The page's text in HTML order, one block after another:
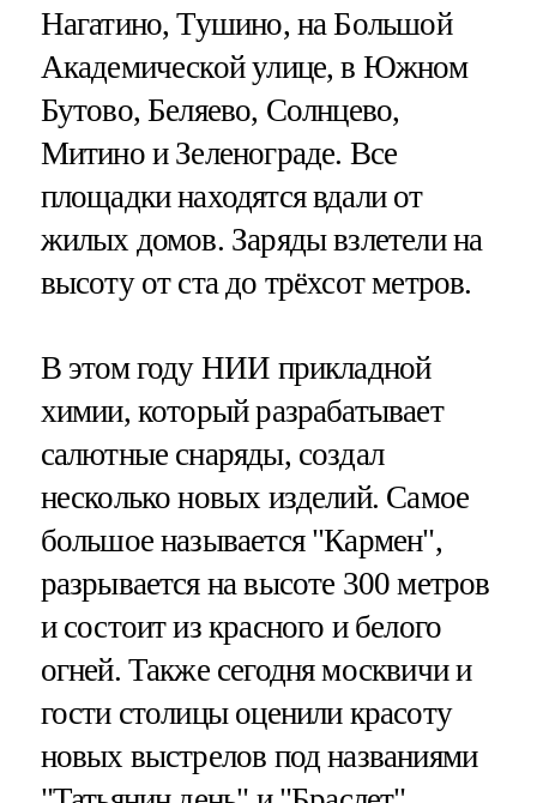
Нагатино, Тушино, на Большой
Академической улице, в Южном
Бутово, Беляево, Солнцево,
Митино и Зеленограде. Все
площадки находятся вдали от
жилых домов. Заряды взлетели на
высоту от ста до трёхсот метров.
В этом году НИИ прикладной
химии, который разрабатывает
салютные снаряды, создал
несколько новых изделий. Самое
большое называется "Кармен",
разрывается на высоте 300 метров
и состоит из красного и белого
огней. Также сегодня москвичи и
гости столицы оценили красоту
новых выстрелов под названиями